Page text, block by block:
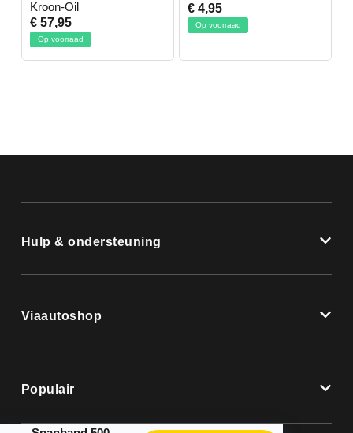
Kroon-Oil
€ 57,95
Op voorraad
€ 4,95
Op voorraad
Hulp & ondersteuning
Viaautoshop
Populair